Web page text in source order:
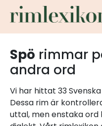
Spö rimmar
andra ord
Vi har hittat 33
Dessa rim är
uttal, men enstaka ord